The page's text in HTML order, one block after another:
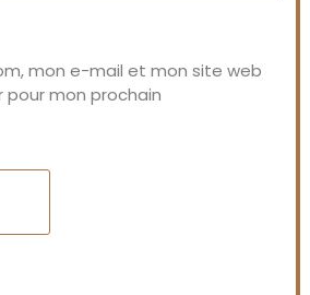
mon e-mail et mon site web
mon prochain